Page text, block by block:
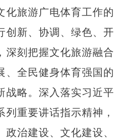
化旅游广电体育工作的
创新、协调、绿色、开
深刻把握文化旅游融合
、全民健身体育强国的
战略。深入落实习近平
重要讲话指示精神，
治建设、文化建设、